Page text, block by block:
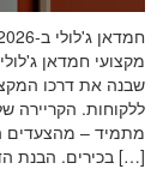
מקצועי חמדאן
שבנה את דרכו
ללקוחות. הקריירה
מתמיד – מהצעדים
בכירים. הבנת הדרך שעבר חמדאן ג'לולי מספקת […]